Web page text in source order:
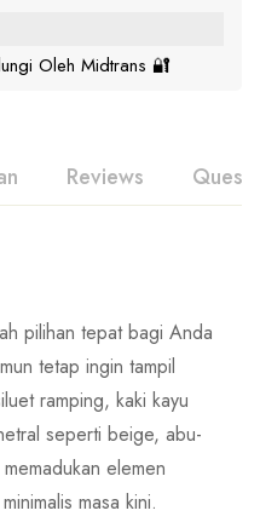
Oleh Midtrans 🔐
Reviews
pilihan tepat bagi Anda
tetap ingin tampil
ramping, kaki kayu
seperti beige, abu-
elemen
masa kini.